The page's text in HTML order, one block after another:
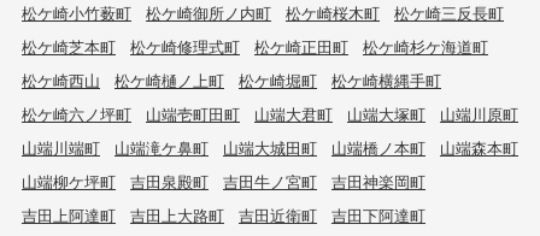
松ケ崎小竹薮町
松ケ崎御所ノ内町 松ケ崎桜木町
松ケ崎三反長町
松ケ崎芝本町
松ケ崎修理式町 松ケ崎正田町
松ケ崎杉ケ海道町
松ケ崎西山
松ケ崎樋ノ上町 松ケ崎堀町
松ケ崎横縄手町
松ケ崎六ノ坪町
山端壱町田町 山端大君町 山端大塚町
山端川原町
山端川端町
山端滝ケ鼻町 山端大城田町 山端橋ノ本町
山端森本町
山端柳ケ坪町
吉田泉殿町 吉田牛ノ宮町
吉田神楽岡町
吉田上阿達町
吉田上大路町 吉田近衛町
吉田下阿達町